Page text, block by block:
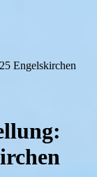
Engelskirchen